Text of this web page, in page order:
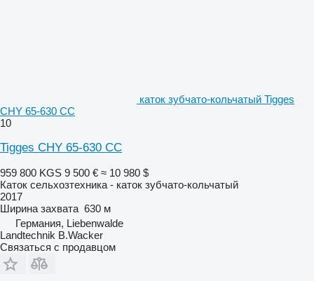
каток зубчато-кольчатый Tigges
CHY 65-630 CC
10
Tigges CHY 65-630 CC
959 800 KGS 9 500 € ≈ 10 980 $
Каток сельхозтехника - каток зубчато-кольчатый
2017
Ширина захвата 630 м
Германия, Liebenwalde
Landtechnik B.Wacker
Связаться с продавцом